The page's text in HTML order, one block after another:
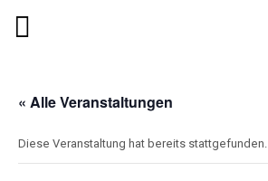
« Alle Veranstaltungen
Diese Veranstaltung hat bereits stattgefunden.